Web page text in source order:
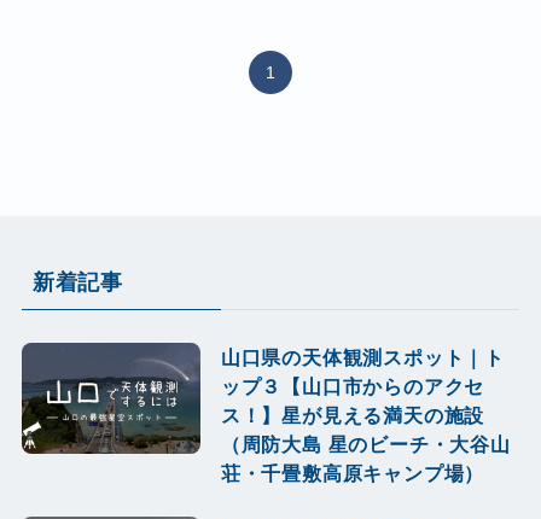
1
新着記事
山口県の天体観測スポット｜ト
ップ３【山口市からのアクセ
ス！】星が見える満天の施設
（周防大島 星のビーチ・大谷山
荘・千畳敷高原キャンプ場）